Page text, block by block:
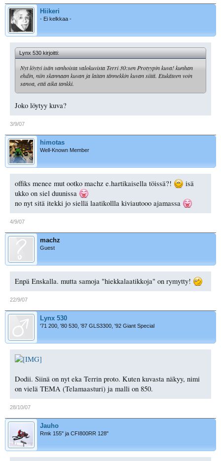
Hiikeri
- Ei kelkkaa -
Lynx 530 kirjoitti:
Nyt löytyi isän vanhoista valokuvista Terri 30:sen Protyypin kuva! kunhan
ehdin, niin skannaan kuvan ja laitan tännekkin kuvan siitä. Etukäteen voin
sanoa, että aika tankki.
Joko löytyy kuva?
3/9/07
himotas
Well-Known Member
offiks menee mut ootko machz e.hartikaisella töissä?!
isä
ukko on siel duunissa
no nyt sitä itekki jo siellä laatikollla kiviautooo ajamassa
4/9/07
machz
Guest
Enpä Enskalla. mutta samoja "hiekkalaatikkoja" on rymytty!
22/9/07
Lynx 530
'71 200, '80 530, '87 GLS3300, '92 Giant Special
Dodii. Siinä on nyt eka Terrin proto. Kuten kuvasta näkyy, nimi
on vielä TEMA (Telamaasturi) ja malli on 850.
28/10/07
Jauho
Rmk 155" ja CFI800RR 128"